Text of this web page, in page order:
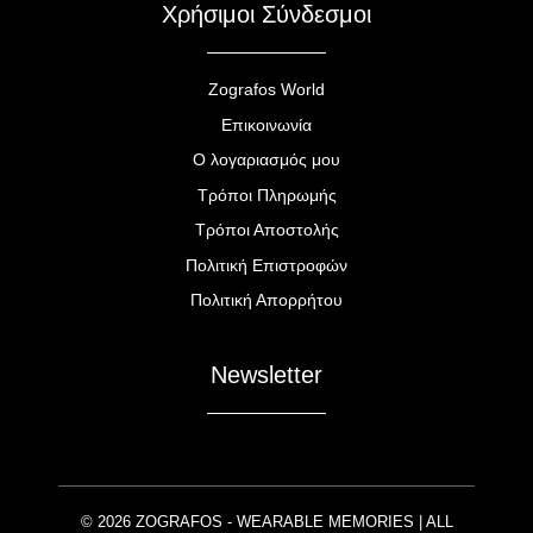
Χρήσιμοι Σύνδεσμοι
Zografos World
Επικοινωνία
Ο λογαριασμός μου
Τρόποι Πληρωμής
Τρόποι Αποστολής
Πολιτική Επιστροφών
Πολιτική Απορρήτου
Newsletter
© 2026 ZOGRAFOS - WEARABLE MEMORIES | ALL